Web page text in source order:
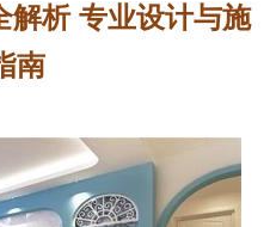
解析 专业设计与施
南